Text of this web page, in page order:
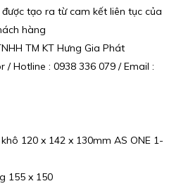
tạo ra từ cam kết liên tục của
hàng
TM KT Hưng Gia Phát
/ Hotline : 0938 336 079 / Email :
120 x 142 x 130mm AS ONE 1-
155 x 150